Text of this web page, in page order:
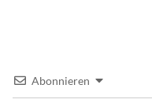
Abonnieren